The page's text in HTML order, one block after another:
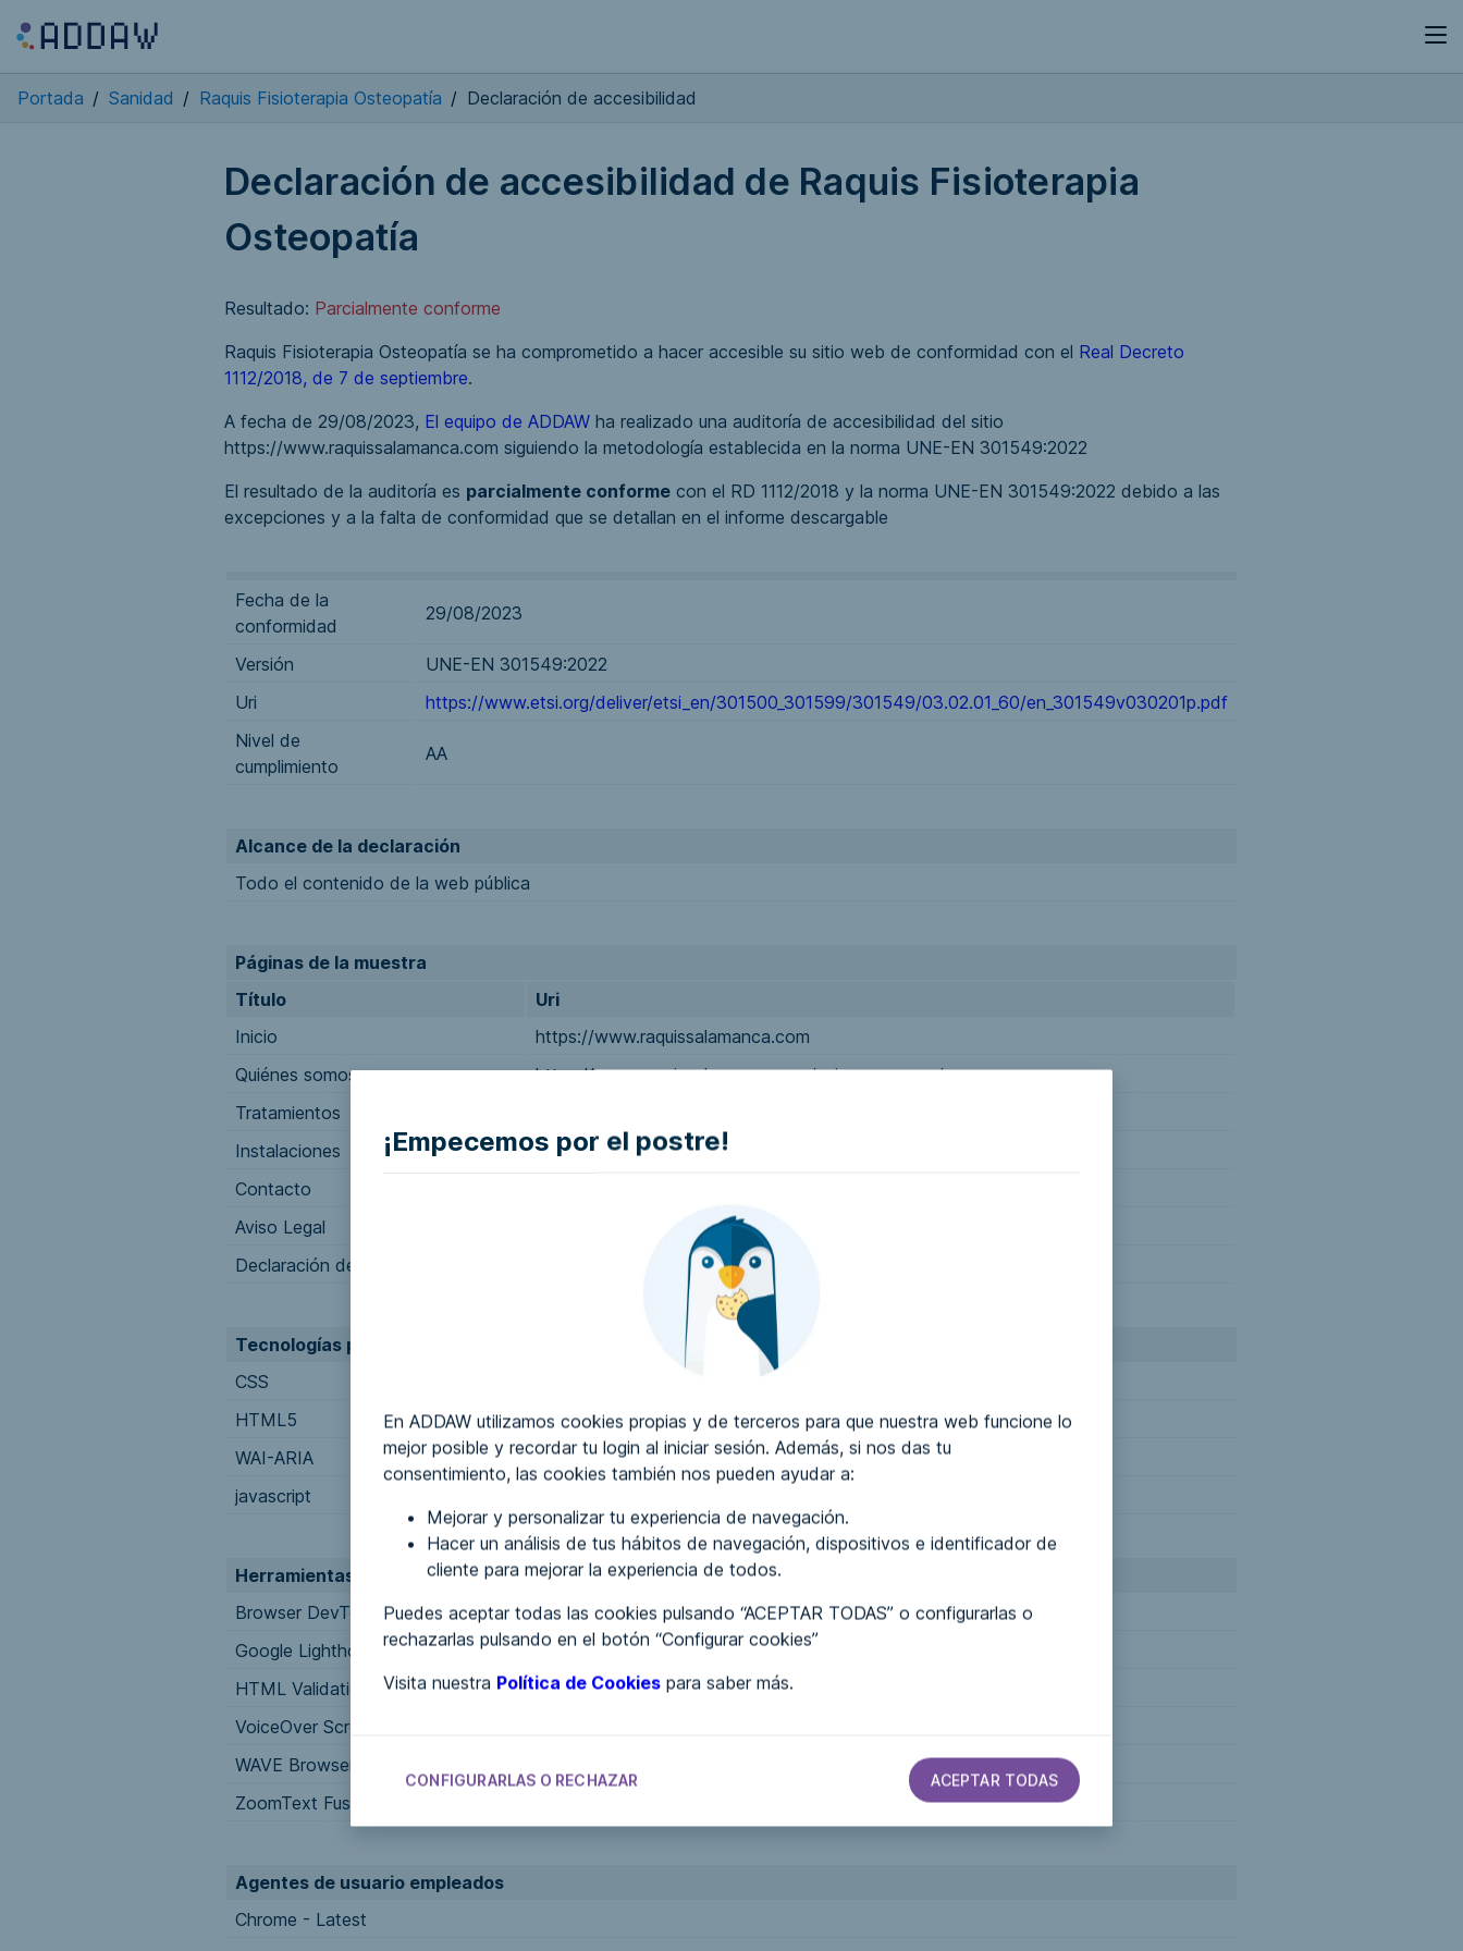
¡Empecemos por el postre!
En ADDAW utilizamos cookies propias y de terceros para que nuestra web funcione lo
mejor posible y recordar tu login al iniciar sesión. Además, si nos das tu
consentimiento, las cookies también nos pueden ayudar a:
Mejorar y personalizar tu experiencia de navegación.
Hacer un análisis de tus hábitos de navegación, dispositivos e identificador de
cliente para mejorar la experiencia de todos.
Puedes aceptar todas las cookies pulsando “ACEPTAR TODAS” o configurarlas o
rechazarlas pulsando en el botón “Configurar cookies”
Visita nuestra Política de Cookies para saber más.
CONFIGURARLAS O RECHAZAR ACEPTAR TODAS
Portada / Sanidad / Raquis Fisioterapia Osteopatía / Declaración de accesibilidad
Declaración de accesibilidad de Raquis Fisioterapia
Osteopatía
Resultado: Parcialmente conforme
Raquis Fisioterapia Osteopatía se ha comprometido a hacer accesible su sitio web de conformidad con el Real Decreto
1112/2018, de 7 de septiembre.
A fecha de 29/08/2023, El equipo de ADDAW ha realizado una auditoría de accesibilidad del sitio
https://www.raquissalamanca.com siguiendo la metodología establecida en la norma UNE-EN 301549:2022
El resultado de la auditoría es parcialmente conforme con el RD 1112/2018 y la norma UNE-EN 301549:2022 debido a las
excepciones y a la falta de conformidad que se detallan en el informe descargable
Fecha de la
conformidad
29/08/2023
Versión
UNE-EN 301549:2022
Uri
https://www.etsi.org/deliver/etsi_en/301500_301599/301549/03.02.01_60/en_301549v030201p.pdf
Nivel de
cumplimiento
AA
Alcance de la declaración
Todo el contenido de la web pública
Páginas de la muestra
Título
Uri
Inicio
https://www.raquissalamanca.com
Quiénes somos
https://www.raquissalamanca.com/quienes-somos/
Tratamientos
Instalaciones
https://www.raquissalamanca.com/instalaciones/
Contacto
Aviso Legal
https://www.raquissalamanca.com/aviso-legal/
Declaración de accesibilidad
https://www.raquissalamanca.com/declaracion-de-accesibilidad/
Tecnologías presentes
CSS
HTML5
http://www.w3.org/TR/html5/
WAI-ARIA
https://www.w3.org/TR/wai-aria/
javascript
Herramientas utilizadas
Browser DevTools/Inspector
Google Lighthouse
HTML Validation
VoiceOver Screen Reader
WAVE Browser Extension
ZoomText Fusion
Agentes de usuario empleados
Chrome - Latest